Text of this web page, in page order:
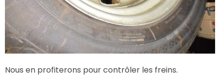
Nous en profiterons pour contrôler les freins.